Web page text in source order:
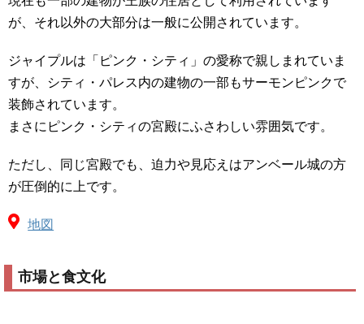
が、それ以外の大部分は一般に公開されています。
ジャイプルは「ピンク・シティ」の愛称で親しまれていま
すが、シティ・パレス内の建物の一部もサーモンピンクで
装飾されています。
まさにピンク・シティの宮殿にふさわしい雰囲気です。
ただし、同じ宮殿でも、迫力や見応えはアンベール城の方
が圧倒的に上です。
地図
市場と食文化